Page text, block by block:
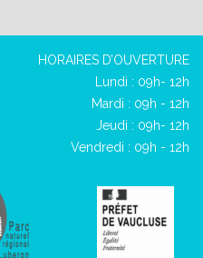
HORAIRES D’OUVERTURE
Lundi : 09h- 12h
Mardi : 09h - 12h
Jeudi : 09h- 12h
Vendredi : 09h - 12h